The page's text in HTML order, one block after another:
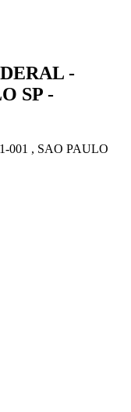
-
SP -
001 , SAO PAULO